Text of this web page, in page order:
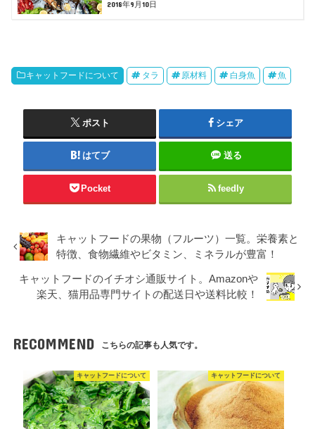
2018年9月10日
キャットフードについて タラ 原材料 白身魚 魚
ポスト シェア
はてブ 送る
Pocket feedly
キャットフードの果物（フルーツ）一覧。栄養素と
特徴、食物繊維やビタミン、ミネラルが豊富！
キャットフードのイチオシ通販サイト。Amazonや
楽天、猫用品専門サイトの配送日や送料比較！
RECOMMEND こちらの記事も人気です。
キャットフードについて キャットフードについて